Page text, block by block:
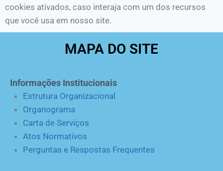
cookies ativados, caso interaja com um dos recursos
que você usa em nosso site.
MAPA DO SITE
Informações Institucionais
Estrutura Organizacional
Organograma
Carta de Serviços
Atos Normativos
Perguntas e Respostas Frequentes